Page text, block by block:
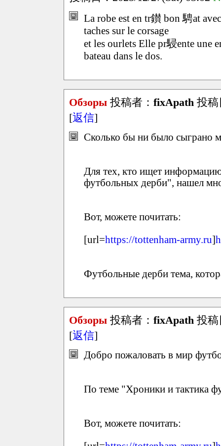
La robe est en tr鑚 bon 騁at
taches sur le corsage
et les ourlets Elle pr駸ente une
bateau dans le dos.
Обзоры 投稿者： fixApath 投稿
[返信]
Сколько бы ни было сыграно
Для тех, кто ищет
футбольных дерби", нашел
Вот, можете почитать:
[url=https://tottenham-army.ru]
Футбольные дерби тема,
Обзоры 投稿者： fixApath 投稿
[返信]
Добро пожаловать в мир
По теме "Хроники и тактика
Вот, можете почитать: